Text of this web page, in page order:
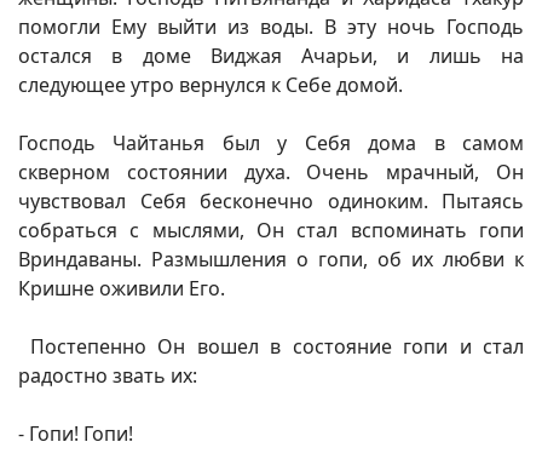
помогли Ему выйти из воды. В эту ночь Господь
остался в доме Виджая Ачарьи, и лишь на
следующее утро вернулся к Себе домой.
Господь Чайтанья был у Себя дома в самом
скверном состоянии духа. Очень мрачный, Он
чувствовал Себя бесконечно одиноким. Пытаясь
собраться с мыслями, Он стал вспоминать гопи
Вриндаваны. Размышления о гопи, об их любви к
Кришне оживили Его.
Постепенно Он вошел в состояние гопи и стал
радостно звать их:
- Гопи! Гопи!